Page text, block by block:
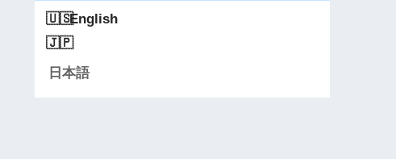
English
日本語